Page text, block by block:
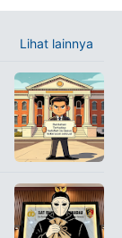
Lihat lainnya